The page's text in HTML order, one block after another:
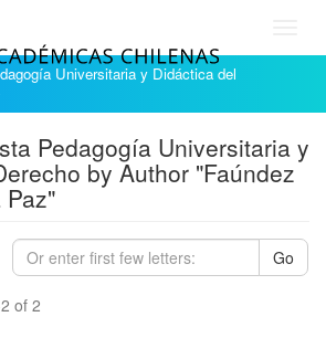
Universitaria y Didáctica del
Pedagogía Universitaria y
by Author "Faúndez
Go
of 2